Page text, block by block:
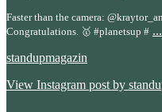
Faster than the camera:
Congratulations. 🥇 #planetsup # ...
standupmagazin
View Instagram post by